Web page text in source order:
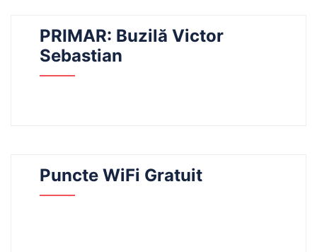
PRIMAR: Buzilă Victor
Sebastian
Puncte WiFi Gratuit